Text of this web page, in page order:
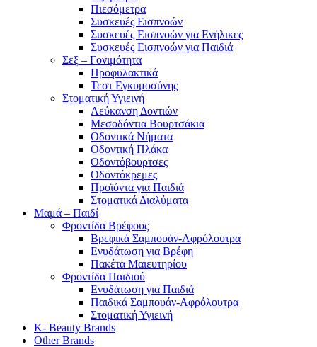
Πιεσόμετρα
Συσκευές Εισπνοών
Συσκευές Εισπνοών για Ενήλικες
Συσκευές Εισπνοών για Παιδιά
Σεξ – Γονιμότητα
Προφυλακτικά
Τεστ Εγκυμοσύνης
Στοματική Υγιεινή
Λεύκανση Δοντιών
Μεσοδόντια Βουρτσάκια
Οδοντικά Νήματα
Οδοντική Πλάκα
Οδοντόβουρτσες
Οδοντόκρεμες
Προϊόντα για Παιδιά
Στοματικά Διαλύματα
Μαμά – Παιδί
Φροντίδα Βρέφους
Βρεφικά Σαμπουάν-Αφρόλουτρα
Ενυδάτωση για Βρέφη
Πακέτα Μαιευτηρίου
Φροντίδα Παιδιού
Ενυδάτωση για Παιδιά
Παιδικά Σαμπουάν-Αφρόλουτρα
Στοματική Υγιεινή
K- Beauty Brands
Other Brands